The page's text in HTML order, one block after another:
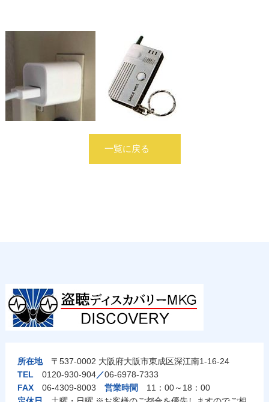
一覧に戻る
所在地〒537-0002 大阪府大阪市東成区深江南1-16-24
TEL 0120-930-904／06-6978-7333
FAX06-4309-8003 営業時間
11：00～18：00